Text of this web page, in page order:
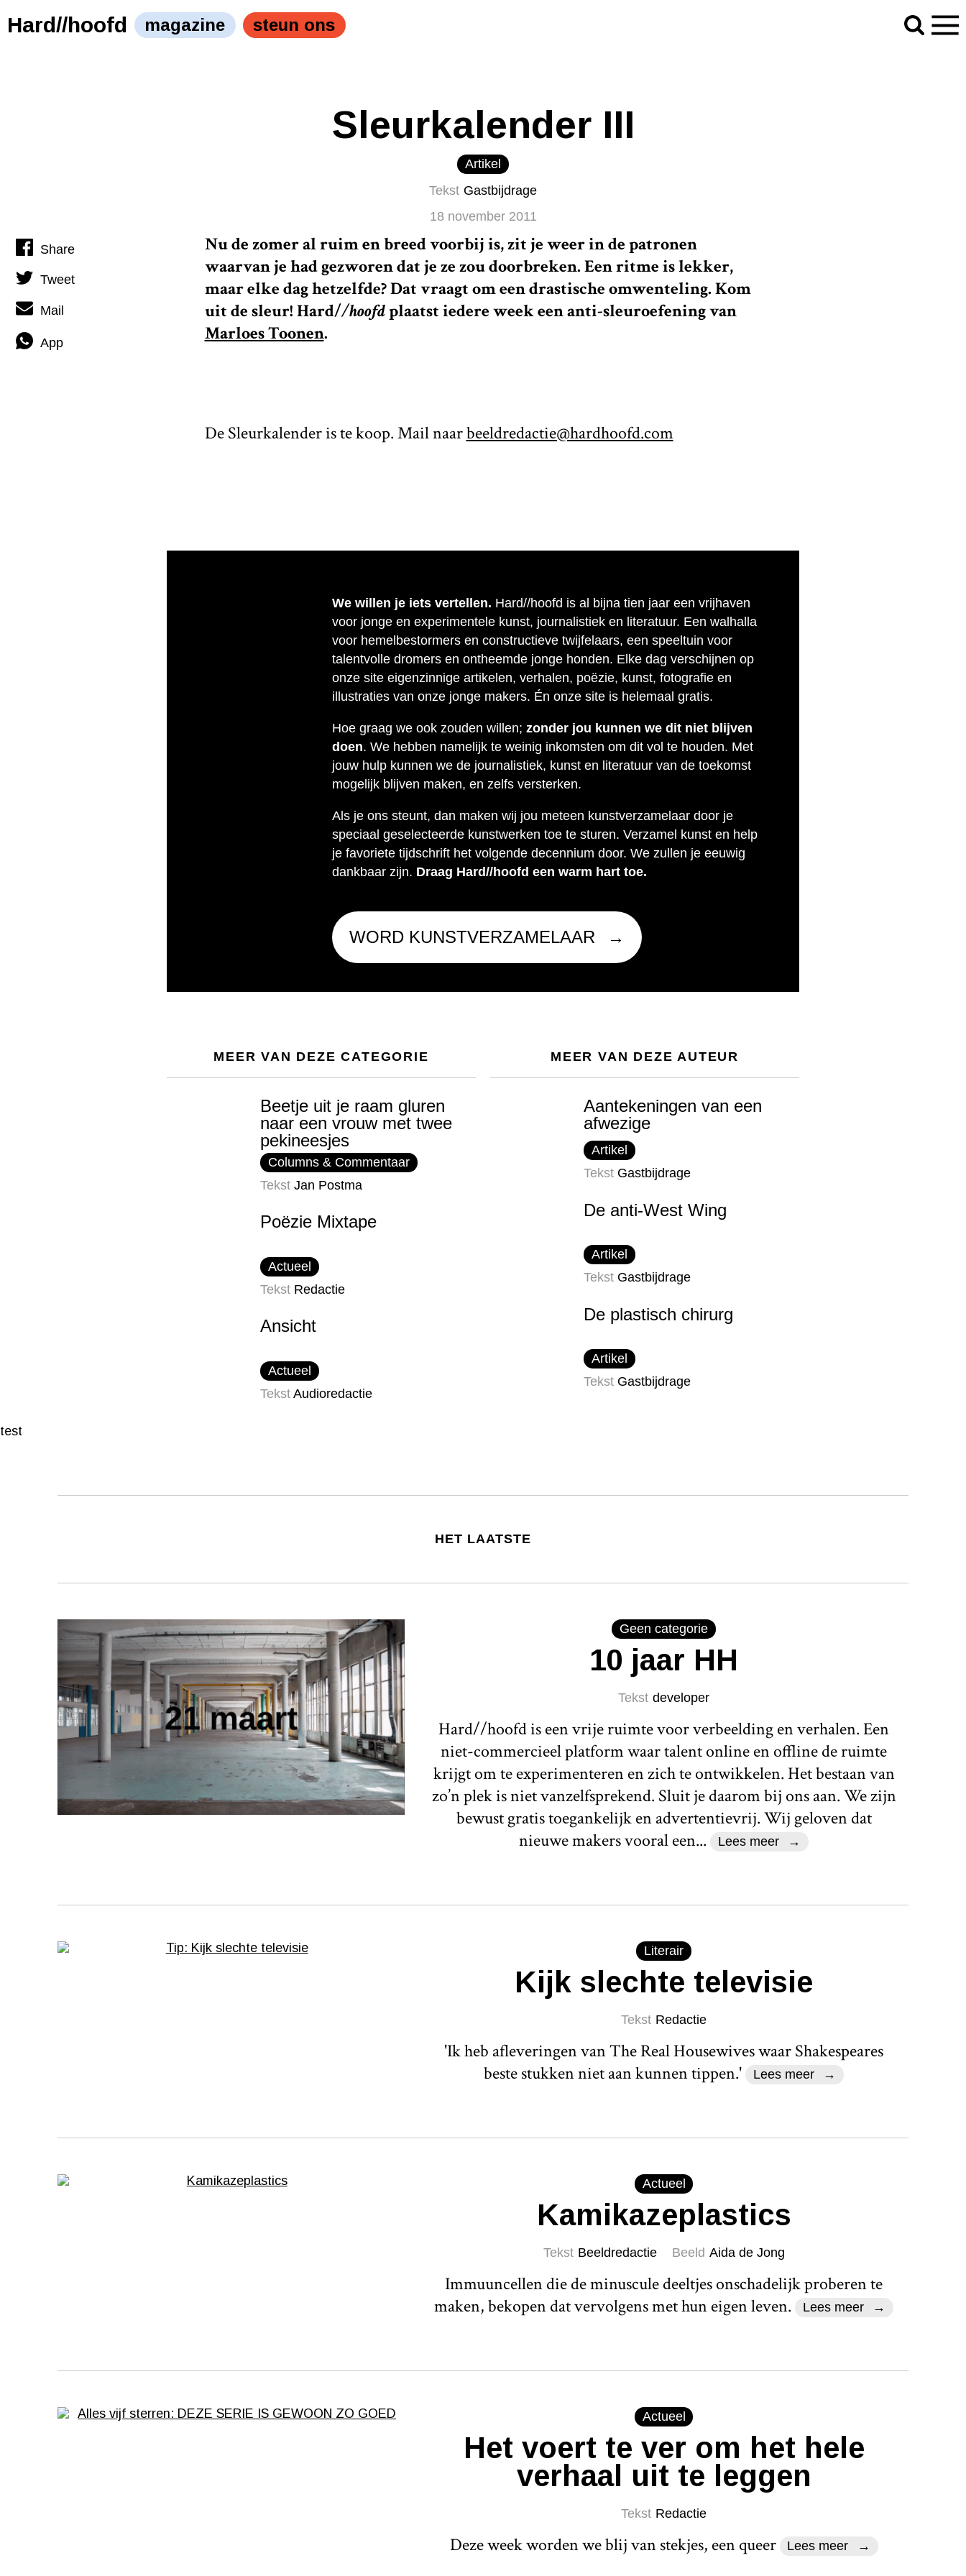
Hard//hoofd magazine steun ons
Sleurkalender III
Artikel
Tekst Gastbijdrage
18 november 2011
Nu de zomer al ruim en breed voorbij is, zit je weer in de patronen
waarvan je had gezworen dat je ze zou doorbreken. Een ritme is lekker,
maar elke dag hetzelfde? Dat vraagt om een drastische omwenteling. Kom
uit de sleur!Hard//hoofdplaatst iedere week een anti-sleuroefening van
Marloes Toonen.
De Sleurkalender is te koop. Mail naarbeeldredactie@hardhoofd.com
Share
Tweet
Mail
App
We willen je iets vertellen. Hard//hoofd is al bijna tien jaar een vrijhaven
voor jonge en experimentele kunst, journalistiek en literatuur. Een walhalla
voor hemelbestormers en constructieve twijfelaars, een speeltuin voor
talentvolle dromers en ontheemde jonge honden. Elke dag verschijnen op
onze site eigenzinnige artikelen, verhalen, poëzie, kunst, fotografie en
illustraties van onze jonge makers. Én onze site is helemaal gratis.
Hoe graag we ook zouden willen; zonder jou kunnen we dit niet blijven
doen. We hebben namelijk te weinig inkomsten om dit vol te houden. Met
jouw hulp kunnen we de journalistiek, kunst en literatuur van de toekomst
mogelijk blijven maken, en zelfs versterken.
Als je ons steunt, dan maken wij jou meteen kunstverzamelaar door je
speciaal geselecteerde kunstwerken toe te sturen. Verzamel kunst en help
je favoriete tijdschrift het volgende decennium door. We zullen je eeuwig
dankbaar zijn. Draag Hard//hoofd een warm hart toe.
WORD KUNSTVERZAMELAAR
MEER VAN DEZE CATEGORIE
Beetje uit je raam gluren
naar een vrouw met twee
pekineesjes
Columns & Commentaar
Tekst Jan Postma
Poëzie Mixtape
Actueel
Tekst Redactie
Ansicht
Actueel
Tekst Audioredactie
MEER VAN DEZE AUTEUR
Aantekeningen van een
afwezige
Artikel
Tekst Gastbijdrage
De anti-West Wing
Artikel
Tekst Gastbijdrage
De plastisch chirurg
Artikel
Tekst Gastbijdrage
test
HET LAATSTE
Geen categorie
10 jaar HH
Tekst developer
Hard//hoofd is een vrije ruimte voor verbeelding en verhalen. Een
niet-commercieel platform waar talent online en offline de ruimte
krijgt om te experimenteren en zich te ontwikkelen. Het bestaan van
zo’n plek is niet vanzelfsprekend. Sluit je daarom bij ons aan. We zijn
bewust gratis toegankelijk en advertentievrij. Wij geloven dat
nieuwe makers vooral een...
Lees meer
Literair
Kijk slechte televisie
Tekst Redactie
'Ik heb afleveringen van The Real Housewives waar Shakespeares
beste stukken niet aan kunnen tippen.'
Lees meer
Actueel
Kamikazeplastics
Tekst Beeldredactie Beeld Aida de Jong
Immuuncellen die de minuscule deeltjes onschadelijk proberen te
maken, bekopen dat vervolgens met hun eigen leven.
Lees meer
Actueel
Het voert te ver om het hele
verhaal uit te leggen
Tekst Redactie
Deze week worden we blij van stekjes, een queer Lees meer